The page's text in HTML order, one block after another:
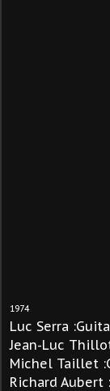
1974
Luc Serra
Jean-Luc
Michel Taillet
Richard Aubert